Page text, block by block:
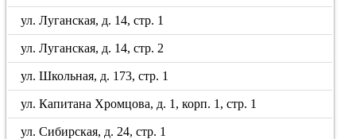
ул. Луганская, д. 14, стр. 1
ул. Луганская, д. 14, стр. 2
ул. Школьная, д. 173, стр. 1
ул. Капитана Хромцова, д. 1, корп. 1, стр. 1
ул. Сибирская, д. 24, стр. 1